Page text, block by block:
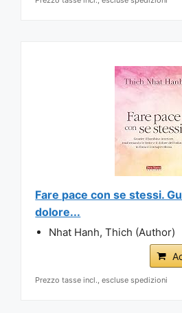
Fare pace con se stessi.
dolore...
Nhat Hanh, Thich (Author)
Prezzo tasse incl., escluse spedizioni